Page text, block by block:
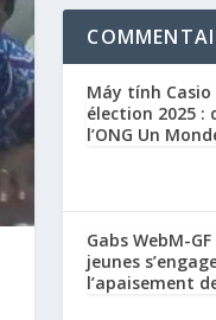
Máy tính Casio
élection 2025 :
l’ONG Un
Gabs WebM-GF
jeunes
l’apaisement